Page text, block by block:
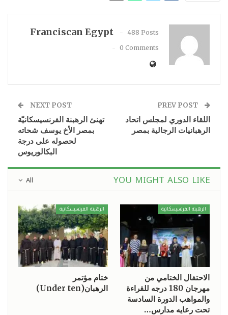
Franciscan Egypt
488 Posts
0 Comments
اللقاء الدوري لمجلس اتحاد
الرهبانيات الرجالية بمصر
NEXT POST
تهنئ الرهبنة الفرنسيسكانيّة
بمصر الأخ يوسف شحاته
لحصوله على درجة
البكالوريوس
All YOU MIGHT ALSO LIKE
الرهبنة الفرنسيسكانية
الاحتفال الختامي من
مهرجان 180 درجه للقراءة
والمواهب الدورة السادسة
تحت رعايه مدارس…
الرهبنة الفرنسيسكانية
ختام مؤتمر
الرهبان(Under ten)